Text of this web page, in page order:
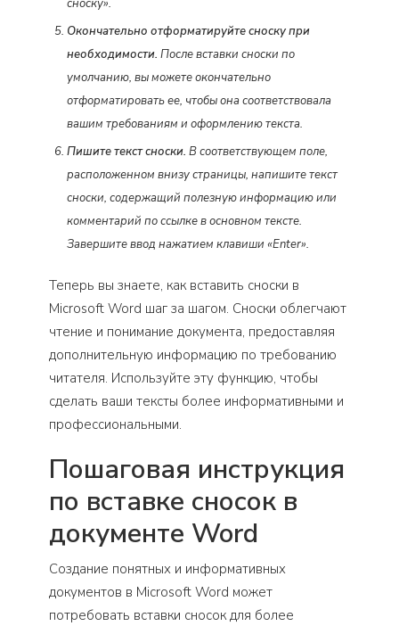
сноску».
Окончательно отформатируйте сноску при
необходимости. После вставки сноски по
умолчанию, вы можете окончательно
отформатировать ее, чтобы она соответствовала
вашим требованиям и оформлению текста.
Пишите текст сноски. В соответствующем поле,
расположенном внизу страницы, напишите текст
сноски, содержащий полезную информацию или
комментарий по ссылке в основном тексте.
Завершите ввод нажатием клавиши «Enter».
Теперь вы знаете, как вставить сноски в
Microsoft Word шаг за шагом. Сноски облегчают
чтение и понимание документа, предоставляя
дополнительную информацию по требованию
читателя. Используйте эту функцию, чтобы
сделать ваши тексты более информативными и
профессиональными.
Пошаговая инструкция
по вставке сносок в
документе Word
Создание понятных и информативных
документов в Microsoft Word может
потребовать вставки сносок для более